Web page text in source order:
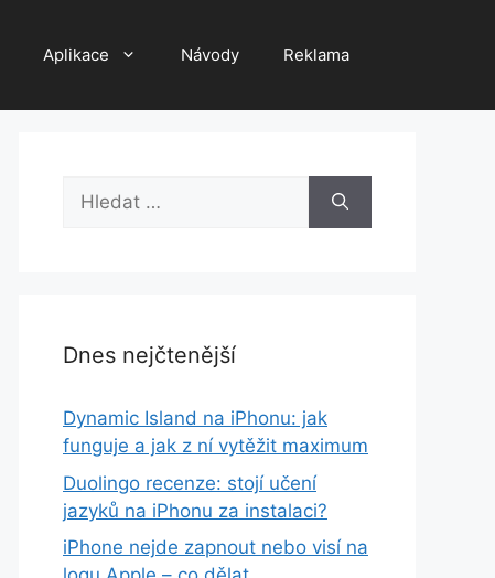
Aplikace Návody Reklama
Hledat:
Dnes nejčtenější
Dynamic Island na iPhonu: jak
funguje a jak z ní vytěžit maximum
Duolingo recenze: stojí učení
jazyků na iPhonu za instalaci?
iPhone nejde zapnout nebo visí na